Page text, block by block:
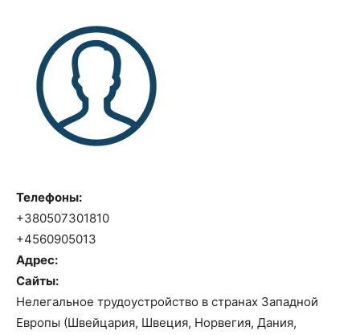
Телефоны:
+380507301810
+4560905013
Адрес:
Сайты:
Нелегальное трудоустройство в странах Западной
Европы (Швейцария, Швеция, Норвегия, Дания,